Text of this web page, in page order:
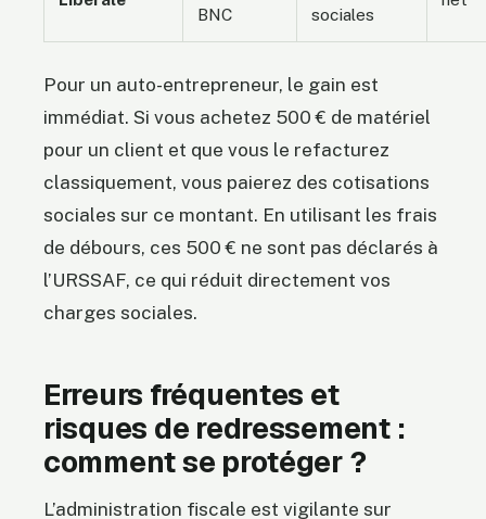
BNC sociales
Pour un auto-entrepreneur, le gain est
immédiat. Si vous achetez 500 € de matériel
pour un client et que vous le refacturez
classiquement, vous paierez des cotisations
sociales sur ce montant. En utilisant les frais
de débours, ces 500 € ne sont pas déclarés à
l’URSSAF, ce qui réduit directement vos
charges sociales.
Erreurs fréquentes et
risques de redressement :
comment se protéger ?
L’administration fiscale est vigilante sur